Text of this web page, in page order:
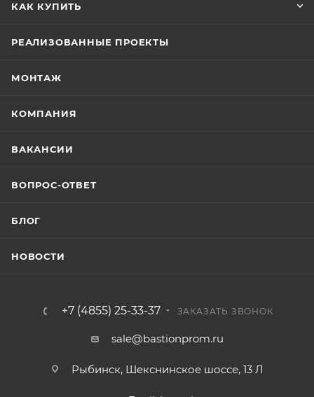
КАК КУПИТЬ
РЕАЛИЗОВАННЫЕ ПРОЕКТЫ
МОНТАЖ
КОМПАНИЯ
ВАКАНСИИ
ВОПРОС-ОТВЕТ
БЛОГ
НОВОСТИ
+7 (4855) 25-33-37 ЗАКАЗАТЬ ЗВОНОК
sale@bastionprom.ru
Рыбинск, Шекснинское шоссе, 13 Л